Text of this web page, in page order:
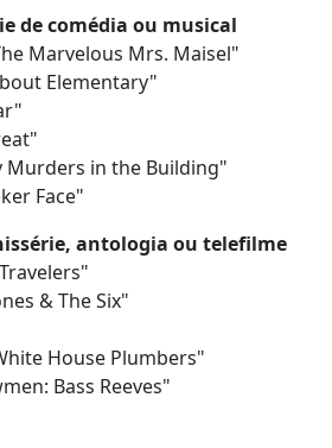
de comédia ou musical
Marvelous Mrs. Maisel"
Elementary"
Murders in the Building"
Face"
antologia ou telefilme
& The Six"
House Plumbers"
Bass Reeves"